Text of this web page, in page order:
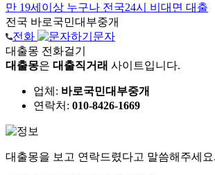
만 19세이상 누구나 전국24시 비대면 대출
전국 바로국민대부중개
전화
문자
대출몽 전화걸기
대출몽은 대출직거래 사이트입니다.
업체: 바로국민대부중개
연락처: 010-8426-1669
대출몽을 보고 연락드렸다고 말씀해주세요.